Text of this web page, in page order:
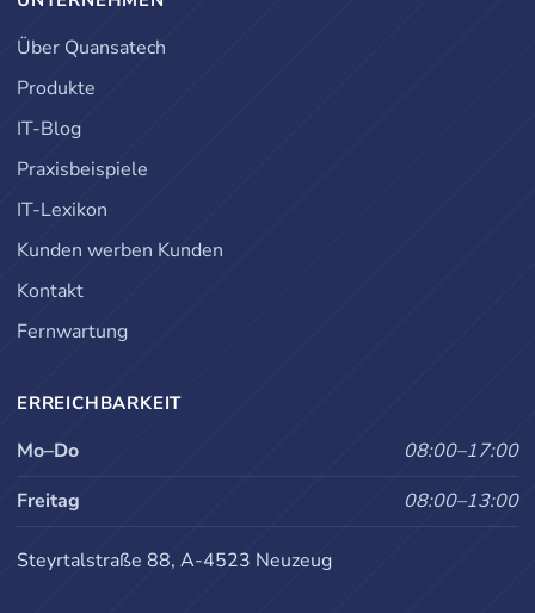
Über Quansatech
Produkte
IT-Blog
Praxisbeispiele
IT-Lexikon
Kunden werben Kunden
Kontakt
Fernwartung
ERREICHBARKEIT
Mo–Do
08:00–17:00
Freitag
08:00–13:00
Steyrtalstraße 88, A-4523 Neuzeug